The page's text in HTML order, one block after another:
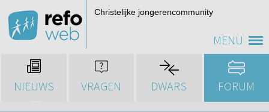
MENU
Christelijke jongerencommunity
NIEUWS VRAGEN DWARS FORUM